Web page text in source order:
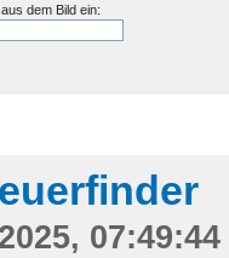
dem Bild ein:
07:49:44